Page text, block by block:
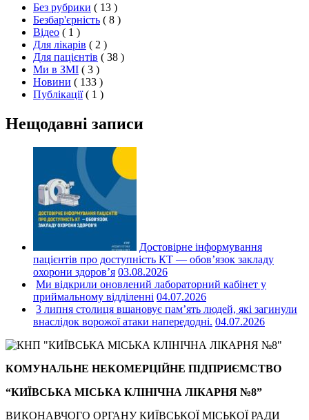
Без рубрики ( 13 )
Безбар'єрність ( 8 )
Відео ( 1 )
Для лікарів ( 2 )
Для пацієнтів ( 38 )
Ми в ЗМІ ( 3 )
Новини ( 133 )
Публікації ( 1 )
Нещодавні записи
Достовірне інформування
пацієнтів про доступність КТ — обов’язок закладу
охорони здоров’я 03.08.2026
Ми відкрили оновлений лабораторний кабінет у
приймальному відділенні 04.07.2026
3 липня столиця вшановує пам’ять людей, які загинули
внаслідок ворожої атаки напередодні. 04.07.2026
КОМУНАЛЬНЕ НЕКОМЕРЦІЙНЕ ПІДПРИЄМСТВО
“КИЇВСЬКА МІСЬКА КЛІНІЧНА ЛІКАРНЯ №8”
ВИКОНАВЧОГО ОРГАНУ КИЇВСЬКОЇ МІСЬКОЇ РАДИ